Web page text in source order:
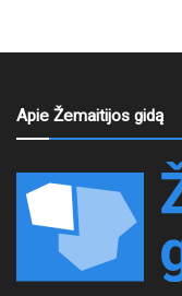
Apie Žemaitijos gidą